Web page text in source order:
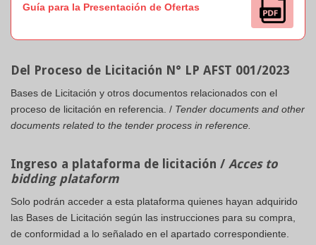
Guía para la Presentación de Ofertas
Del Proceso de Licitación N° LP AFST 001/2023
Bases de Licitación y otros documentos relacionados con el
proceso de licitación en referencia. / Tender documents and other
documents related to the tender process in reference.
Ingreso a plataforma de licitación / Acces to
bidding plataform
Solo podrán acceder a esta plataforma quienes hayan adquirido
las Bases de Licitación según las instrucciones para su compra,
de conformidad a lo señalado en el apartado correspondiente.